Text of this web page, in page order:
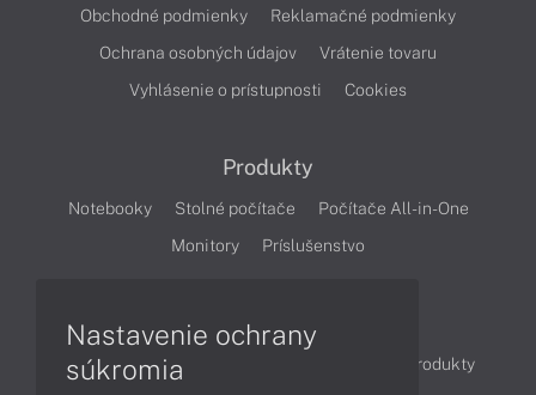
Obchodné podmienky
Reklamačné podmienky
Ochrana osobných údajov
Vrátenie tovaru
Vyhlásenie o prístupnosti
Cookies
Produkty
Notebooky Stolné počítače
Počítače All-in-One
Monitory
Príslušenstvo
Články
Obchodné informácie
Produkty
Nastavenie ochrany
súkromia